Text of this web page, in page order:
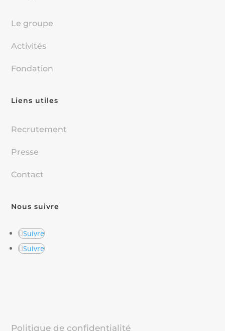
Le groupe
Activités
Fondation
Liens utiles
Recrutement
Presse
Contact
Nous suivre
Suivre
Suivre
Politique de confidentialité